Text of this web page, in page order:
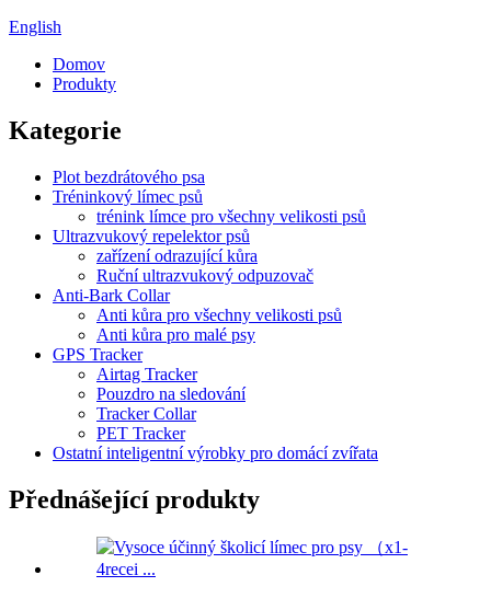
English
Domov
Produkty
Kategorie
Plot bezdrátového psa
Tréninkový límec psů
trénink límce pro všechny velikosti psů
Ultrazvukový repelektor psů
zařízení odrazující kůra
Ruční ultrazvukový odpuzovač
Anti-Bark Collar
Anti kůra pro všechny velikosti psů
Anti kůra pro malé psy
GPS Tracker
Airtag Tracker
Pouzdro na sledování
Tracker Collar
PET Tracker
Ostatní inteligentní výrobky pro domácí zvířata
Přednášející produkty